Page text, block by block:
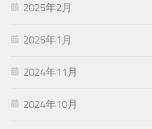
2025年2月
2025年1月
2024年11月
2024年10月